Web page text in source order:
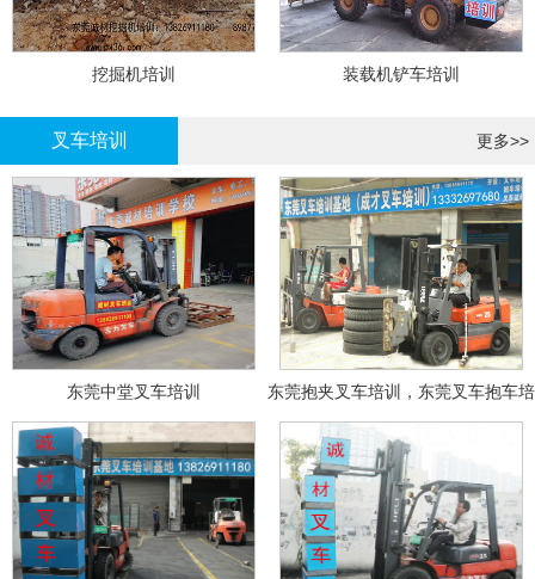
挖掘机培训 装载机铲车培训
叉车培训 更多>>
东莞中堂叉车培训
东莞抱夹叉车培训，东莞叉车抱车培
训